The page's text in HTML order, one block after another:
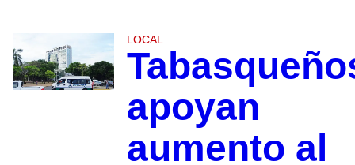
LOCAL
apoyan
aumento al